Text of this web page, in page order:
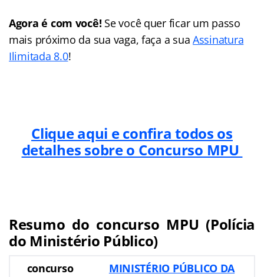
Agora é com você! Se você quer ficar um passo
mais próximo da sua vaga, faça a suaAssinatura
Ilimitada 8.0!
Clique aqui e confira todos os
detalhes sobre o Concurso MPU
Resumo do concurso MPU (Polícia
do Ministério Público)
concurso
MINISTÉRIO PÚBLICO DA